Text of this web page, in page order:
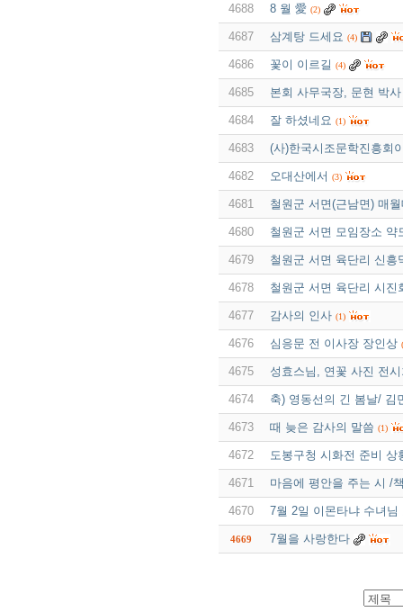
4688 8 월 愛 (2)
4687 삼계탕 드세요 (4)
4686 꽃이 이르길 (4)
4685 본회 사무국장, 문현 박
4684 잘 하셨네요 (1)
4683 (사)한국시조문학진흥회
4682 오대산에서 (3)
4681 철원군 서면(근남면) 매
4680 철원군 서면 모임장소 약
4679 철원군 서면 육단리 신흥
4678 철원군 서면 육단리 시
4677 감사의 인사 (1)
4676 심응문 전 이사장 장인상
4675 성효스님, 연꽃 사진 전
4674 축) 영동선의 긴 봄날/ 김
4673 때 늦은 감사의 말씀 (1)
4672 도봉구청 시화전 준비 상
4671 마음에 평안을 주는 시 /
4670 7월 2일 이몬타냐 수녀님
4669 7월을 사랑한다